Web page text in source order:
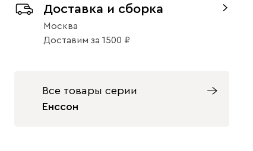
без доводчиков с доводчиками
Доставка и сборка
Москва
Доставим за 1500
Все товары серии
Енссон